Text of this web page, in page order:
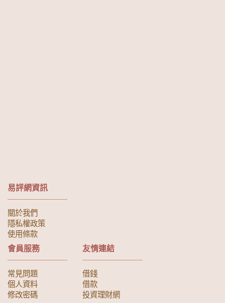
易評網資訊
關於我們
隱私權政策
使用條款
會員服務
常見問題
個人資料
修改密碼
友情連結
借錢
借款
投資理財網